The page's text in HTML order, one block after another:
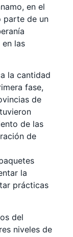
en el
parte de un
las
la cantidad
fase,
de
de las
de
la
prácticas
del
niveles de